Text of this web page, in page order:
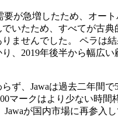
要が急増したため、オー
いたため、すべてが古典
ませんでした。 ペラは
、2019年後半から幅広い
ず、Jawaは過去二年間で
マークはより少ない時間
が国内市場に再参入し